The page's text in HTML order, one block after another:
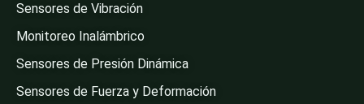
Sensores de Vibración
Monitoreo Inalámbrico
Sensores de Presión Dinámica
Sensores de Fuerza y Deformación